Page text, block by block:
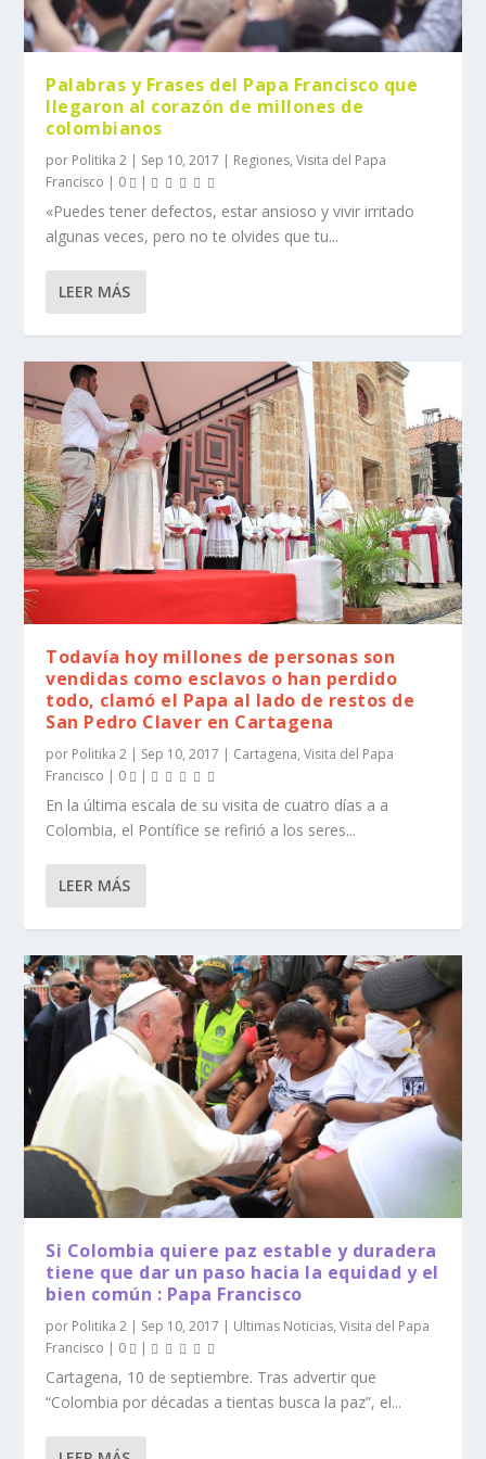
Palabras y Frases del Papa Francisco que
llegaron al corazón de millones de
colombianos
por Politika 2 | Sep 10, 2017 | Regiones,Visita del Papa
Francisco | 0 |
«Puedes tener defectos, estar ansioso y vivir irritado
algunas veces, pero no te olvides que tu...
LEER MÁS
Todavía hoy millones de personas son
vendidas como esclavos o han perdido
todo, clamó el Papa al lado de restos de
San Pedro Claver en Cartagena
por Politika 2 | Sep 10, 2017 | Cartagena,Visita del Papa
Francisco | 0 |
En la última escala de su visita de cuatro días a a
Colombia, el Pontífice se refirió a los seres...
LEER MÁS
Si Colombia quiere paz estable y duradera
tiene que dar un paso hacia la equidad y el
bien común : Papa Francisco
por Politika 2 | Sep 10, 2017 | Ultimas Noticias,Visita del Papa
Francisco | 0 |
Cartagena, 10 de septiembre. Tras advertir que
“Colombia por décadas a tientas busca la paz”, el...